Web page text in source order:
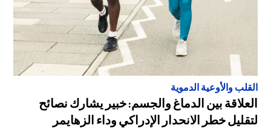
القلب والأوعية الدموية
العلاقة بين الدماغ والجسم: خبير يشارك نصائح
لتقليل خطر الانحدار الإدراكي وداء الزهايمر